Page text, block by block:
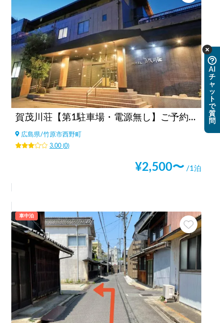
賀茂川荘【第1駐車場・電源無し】ご予約の方はフロントへお越しください
広島県/竹原市西野町
3.00(0)
¥2,500〜 /1泊
車中泊
AI
チ
ャ
ッ
ト
で
質
問